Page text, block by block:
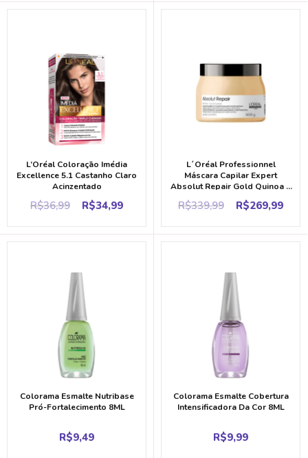
L’Oréal Coloração Imédia
Excellence 5.1 Castanho Claro
Acinzentado
R$36,99
Original
R$34,99Current
L´Oréal Professionnel
Máscara Capilar Expert
Absolut Repair Gold Quinoa +
Protein 500ML
R$339,99
Original
R$269,99
Colorama Esmalte Nutribase
Pró-Fortalecimento 8ML
R$9,49
Colorama Esmalte Cobertura
Intensificadora Da Cor 8ML
R$9,99